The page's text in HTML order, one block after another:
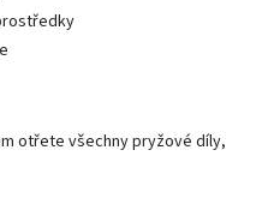
otřete všechny pryžové díly,